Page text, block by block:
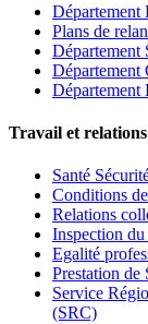
Département
Plans de
Département
Département
Département
Travail et relations
Santé
Conditions
Relations
Inspection
Egalité
Prestation de
Service
(SRC)